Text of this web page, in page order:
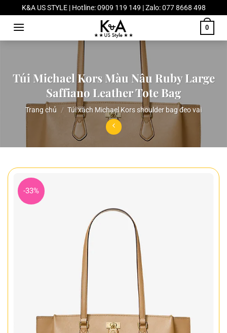
Chuyển
đến
dung
K&A US STYLE | Hotline: 0909 119 149 | Zalo: 077 8668 498
0
Túi Michael Kors Màu Nâu Ruby Large
Saffiano Leather Tote Bag
Trang chủ / Túi xách Michael Kors shoulder bag đeo vai
-33%